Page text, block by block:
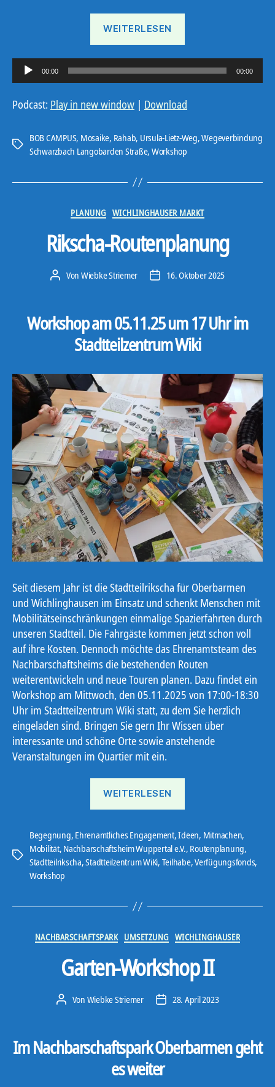
WEITERLESEN
u
d
-
l
00:00 00:00
Podcast: Play in new window | Download
Schlagwörter
BOB CAMPUS, Mosaike, Rahab, Ursula-Lietz-Weg,Wegeverbindung
Schwarzbach Langobarden Straße, Workshop
Kategorien
PLANUNG WICHLINGHAUSER MARKT
Rikscha-Routenplanung
Beitragsautor
Von Wiebke Striemer Veröffentlichungsdatum
16. Oktober 2025
Workshop am 05.11.25 um 17 Uhr im
Stadtteilzentrum Wiki
Seit diesem Jahr ist die Stadtteilrikscha für Oberbarmen
und Wichlinghausen im Einsatz und schenkt Menschen mit
Mobilitätseinschränkungen einmalige Spazierfahrten durch
unseren Stadtteil. Die Fahrgäste kommen jetzt schon voll
auf ihre Kosten. Dennoch möchte das Ehrenamtsteam des
Nachbarschaftsheims die bestehenden Routen
weiterentwickeln und neue Touren planen. Dazu findet ein
Workshop am Mittwoch, den 05.11.2025 von 17:00-18:30
Uhr im Stadtteilzentrum Wiki statt, zu dem Sie herzlich
eingeladen sind. Bringen Sie gern Ihr Wissen über
interessante und schöne Orte sowie anstehende
Veranstaltungen im Quartier mit ein.
WEITERLESEN
Schlagwörter
Begegnung, Ehrenamtliches Engagement,Ideen, Mitmachen,
Mobilität, Nachbarschaftsheim Wuppertal e.V., Routenplanung,
Stadtteilrikscha,Stadtteilzentrum WiKi, Teilhabe,Verfügungsfonds,
Workshop
Kategorien
NACHBARSCHAFTSPARK UMSETZUNG WICHLINGHAUSER
Garten-Workshop II
Beitragsautor
Von Wiebke Striemer Veröffentlichungsdatum
28. April 2023
Im Nachbarschaftspark Oberbarmen geht
es weiter